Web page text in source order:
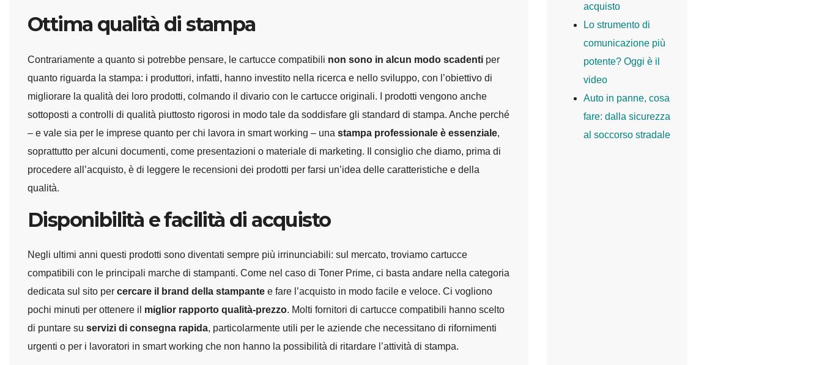
Ottima qualità di stampa
Contrariamente a quanto si potrebbe pensare, le cartucce compatibili non sono in alcun modo scadenti per
quanto riguarda la stampa: i produttori, infatti, hanno investito nella ricerca e nello sviluppo, con l’obiettivo di
migliorare la qualità dei loro prodotti, colmando il divario con le cartucce originali. I prodotti vengono anche
sottoposti a controlli di qualità piuttosto rigorosi in modo tale da soddisfare gli standard di stampa. Anche perché
– e vale sia per le imprese quanto per chi lavora in smart working – una stampa professionale è essenziale,
soprattutto per alcuni documenti, come presentazioni o materiale di marketing. Il consiglio che diamo, prima di
procedere all’acquisto, è di leggere le recensioni dei prodotti per farsi un’idea delle caratteristiche e della
qualità.
Disponibilità e facilità di acquisto
Negli ultimi anni questi prodotti sono diventati sempre più irrinunciabili: sul mercato, troviamo cartucce
compatibili con le principali marche di stampanti. Come nel caso di Toner Prime, ci basta andare nella categoria
dedicata sul sito per cercare il brand della stampante e fare l’acquisto in modo facile e veloce. Ci vogliono
pochi minuti per ottenere il miglior rapporto qualità-prezzo. Molti fornitori di cartucce compatibili hanno scelto
di puntare su servizi di consegna rapida, particolarmente utili per le aziende che necessitano di rifornimenti
urgenti o per i lavoratori in smart working che non hanno la possibilità di ritardare l’attività di stampa.
acquisto
Lo strumento di
comunicazione più
potente? Oggi è il
video
Auto in panne, cosa
fare: dalla sicurezza
al soccorso stradale